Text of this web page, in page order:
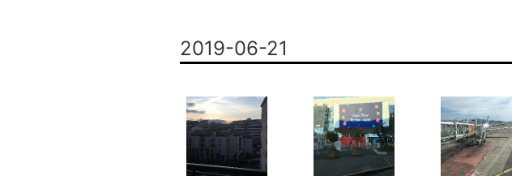
2019-06-21